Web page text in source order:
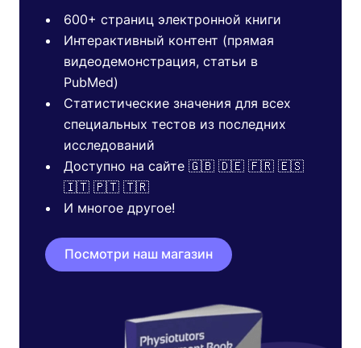
600+ страниц электронной книги
Интерактивный контент (прямая
видеодемонстрация, статьи в
PubMed)
Статистические значения для всех
специальных тестов из последних
исследований
Доступно на сайте 🇬🇧 🇩🇪 🇫🇷 🇪🇸
🇮🇹 🇵🇹 🇹🇷
И многое другое!
Посмотри наш магазин